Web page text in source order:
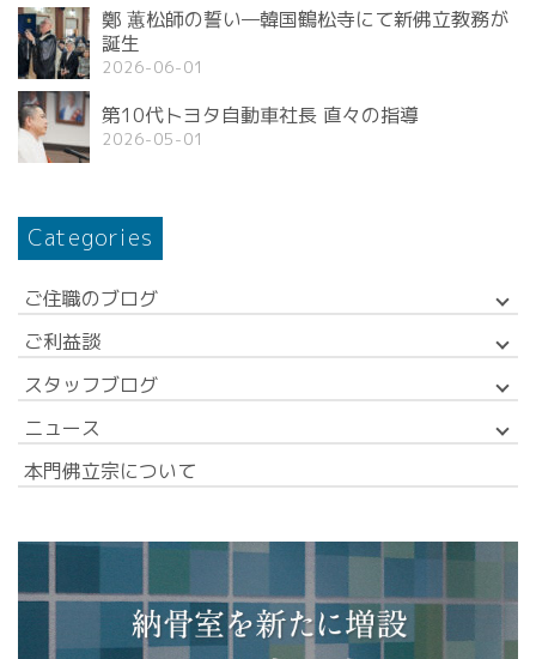
鄭 蕙松師の誓い—韓国鶴松寺にて新佛立教務が
誕生
2026-06-01
第10代トヨタ自動車社長 直々の指導
2026-05-01
Categories
ご住職のブログ
ご利益談
スタッフブログ
ニュース
本門佛立宗について